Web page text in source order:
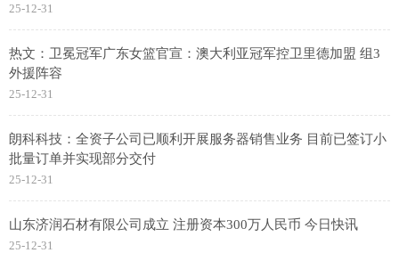
25-12-31
热文：卫冕冠军广东女篮官宣：澳大利亚冠军控卫里德加盟 组3
外援阵容
25-12-31
朗科科技：全资子公司已顺利开展服务器销售业务 目前已签订小
批量订单并实现部分交付
25-12-31
山东济润石材有限公司成立 注册资本300万人民币 今日快讯
25-12-31